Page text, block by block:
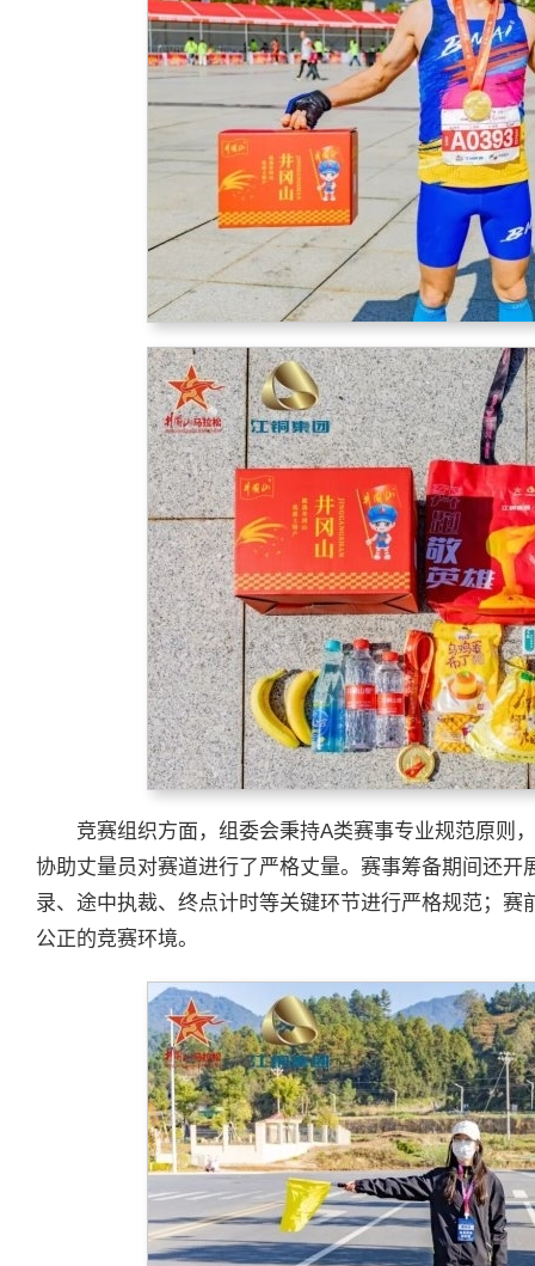
竞赛组织方面，组委会秉持A类赛事专业规范原则
协助丈量员对赛道进行了严格丈量。赛事筹备期间还
录、途中执裁、终点计时等关键环节进行严格规范；
公正的竞赛环境。